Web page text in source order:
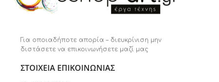
Για οποιαδήποτε απορία – διευκρίνιση μην
διστάσετε να επικοινωνήσετε μαζί μας
ΣΤΟΙΧΕΙΑ ΕΠΙΚΟΙΝΩΝΙΑΣ